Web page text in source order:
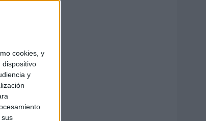
cookies, y
dispositivo
y